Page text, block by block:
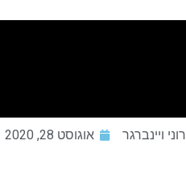
רוני ויינברגר אוגוסט 28, 2020